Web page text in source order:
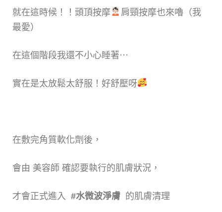
就在這時候！！頭頂按摩
肩頸按摩也來嚕（我
最愛）
在這個階段我還不小心睡著⋯
實在是太放鬆太舒服！好舒壓呀
在敷完角質軟化劑後，
會由 美容師 確認要執行的肌膚狀況，
才會正式進入 #水微波淨膚 的肌膚清理